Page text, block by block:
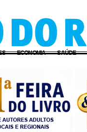
ECONOMIA SAÚDE